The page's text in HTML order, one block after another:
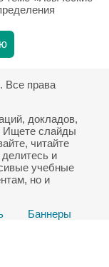
Все права
докладов,
Ищете слайды
читайте
и
учебные
но и
Баннеры